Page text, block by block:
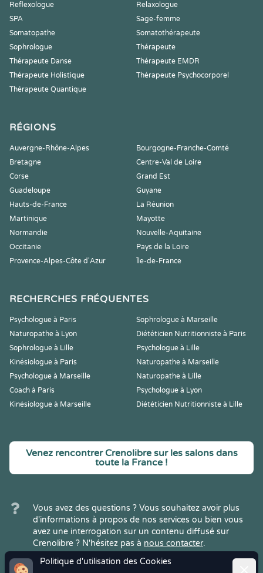
Politique d'utilisation des Cookies
Reflexologue
Relaxologue
SPA
Sage-femme
Somatopathe
Somatothérapeute
Sophrologue
Thérapeute
Thérapeute Danse
Thérapeute EMDR
Thérapeute Holistique
Thérapeute Psychocorporel
Thérapeute Quantique
RÉGIONS
Auvergne-Rhône-Alpes
Bourgogne-Franche-Comté
Bretagne
Centre-Val de Loire
Corse
Grand Est
Guadeloupe
Guyane
Hauts-de-France
La Réunion
Martinique
Mayotte
Normandie
Nouvelle-Aquitaine
Occitanie
Pays de la Loire
Provence-Alpes-Côte d'Azur
Île-de-France
RECHERCHES FRÉQUENTES
Psychologue à Paris
Sophrologue à Marseille
Naturopathe à Lyon
Diététicien Nutritionniste à Paris
Sophrologue à Lille
Psychologue à Lille
Kinésiologue à Paris
Naturopathe à Marseille
Psychologue à Marseille
Naturopathe à Lille
Coach à Paris
Psychologue à Lyon
Kinésiologue à Marseille
Diététicien Nutritionniste à Lille
Venez rencontrer Crenolibre sur les salons dans
toute la France !
Vous avez des questions ? Vous souhaitez avoir plus
d'informations à propos de nos services ou bien vous
avez une interrogation sur un contenu diffusé sur
Crenolibre ? N'hésitez pas à nous contacter.